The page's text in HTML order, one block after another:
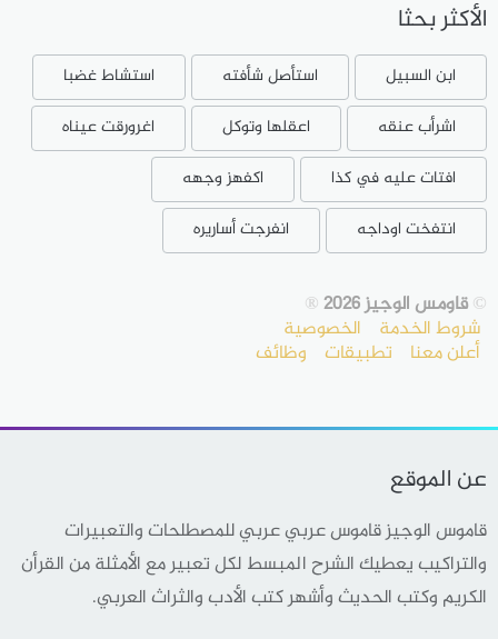
الأكثر بحثا
ابن السبيل استأصل شأفته
استشاط غضبا
اشرأب عنقه
اعقلها وتوكل
اغرورقت عيناه
افتات عليه في كذا
اكفهز وجهه
انتفخت اوداجه
انفرجت أساريره
©قاومس الوجيز 2026 ®
شروط الخدمة الخصوصية
أعلن معنا تطبيقات وظائف
عن الموقع
قاموس الوجيز قاموس عربي عربي للمصطلحات والتعبيرات
والتراكيب يعطيك الشرح المبسط لكل تعبير مع الأمثلة من القرأن
الكريم وكتب الحديث وأشهر كتب الأدب والثراث العربي.